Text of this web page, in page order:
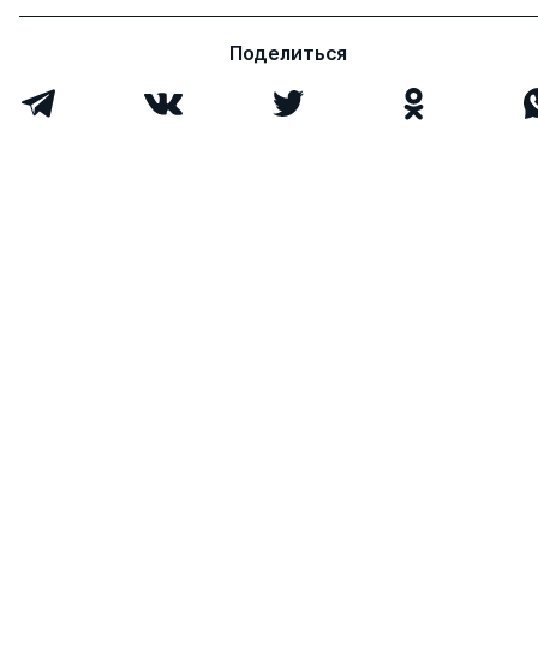
Поделиться